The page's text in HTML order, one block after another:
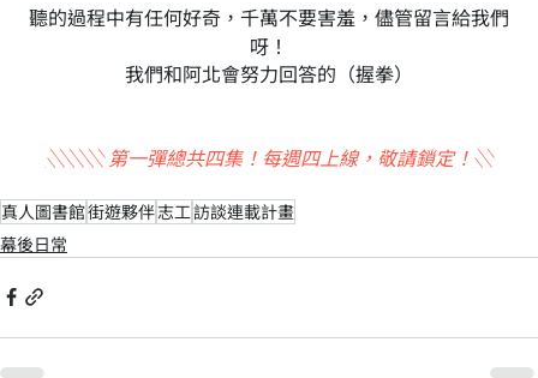
聽的過程中有任何好奇，千萬不要害羞，儘管留言給我們
呀！
我們和阿北會努力回答的（握拳）
░░░ 第一彈總共四集！每週四上線，敬請鎖定！░
真人圖書館街遊夥伴志工訪談連載計畫
幕後日常